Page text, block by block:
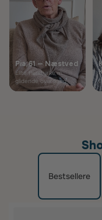
Pia, 61 — Næstved
Elite flerstyrke m.
glidende overgang
Bestsellere